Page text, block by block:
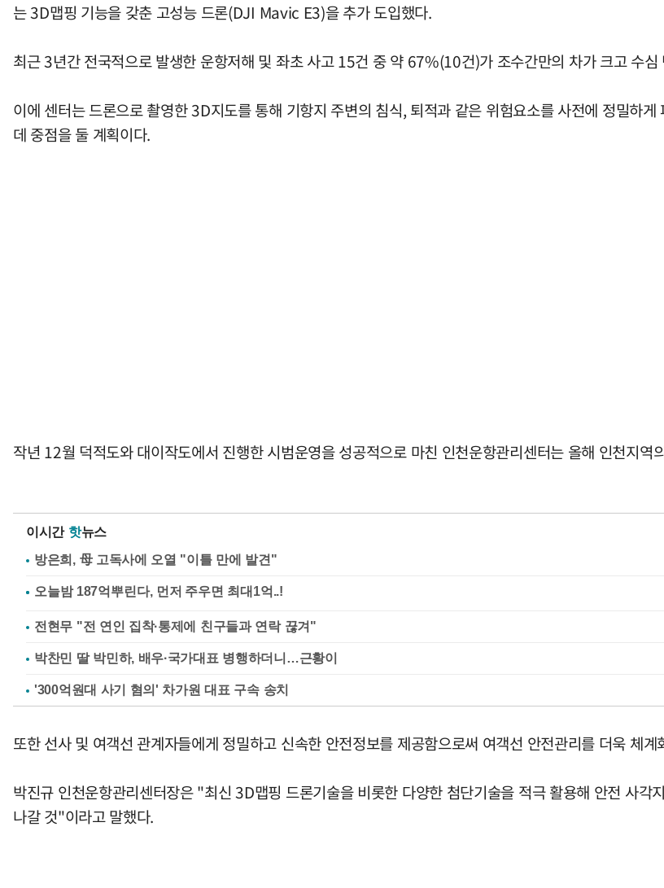
는 3D맵핑 기능을 갖춘 고성능 드론(DJI Mavic E3)을 추가 도입했다.
최근 3년간 전국적으로 발생한 운항저해 및 좌초 사고 15건 중 약 67%(10건)가 조수간만의 차가 크고 수
이에 센터는 드론으로 촬영한 3D지도를 통해 기항지 주변의 침식, 퇴적과 같은 위험요소를 사전에 정밀하
데 중점을 둘 계획이다.
작년 12월 덕적도와 대이작도에서 진행한 시범운영을 성공적으로 마친 인천운항관리센터는 올해 인천지
이시간 핫뉴스
방은희, 母 고독사에 오열 "이틀 만에 발견"
전현무 "전 연인 집착·통제에 친구들과 연락 끊겨"
박찬민 딸 박민하, 배우·국가대표 병행하더니…근황이
'300억원대 사기 혐의' 차가원 대표 구속 송치
또한 선사 및 여객선 관계자들에게 정밀하고 신속한 안전정보를 제공함으로써 여객선 안전관리를 더욱 체계
박진규 인천운항관리센터장은 "최신 3D맵핑 드론기술을 비롯한 다양한 첨단기술을 적극 활용해 안전 사
나갈 것"이라고 말했다.